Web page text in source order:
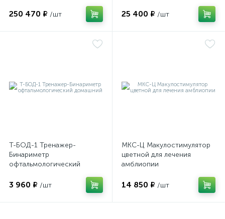
250 470 ₽ /шт
очков
25 400 ₽ /шт
Т-БОД-1 Тренажер-
Бинариметр
офтальмологический
3 960 ₽ /шт
МКС-Ц Макулостимулятор
цветной для лечения
амблиопии
14 850 ₽ /шт